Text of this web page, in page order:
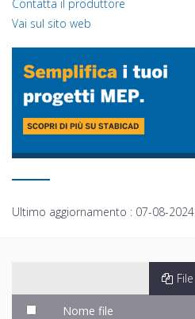
Contatta il produttore
Vai sul sito web
Ultimo aggiornamento : 07-08-2024
File
Nome file